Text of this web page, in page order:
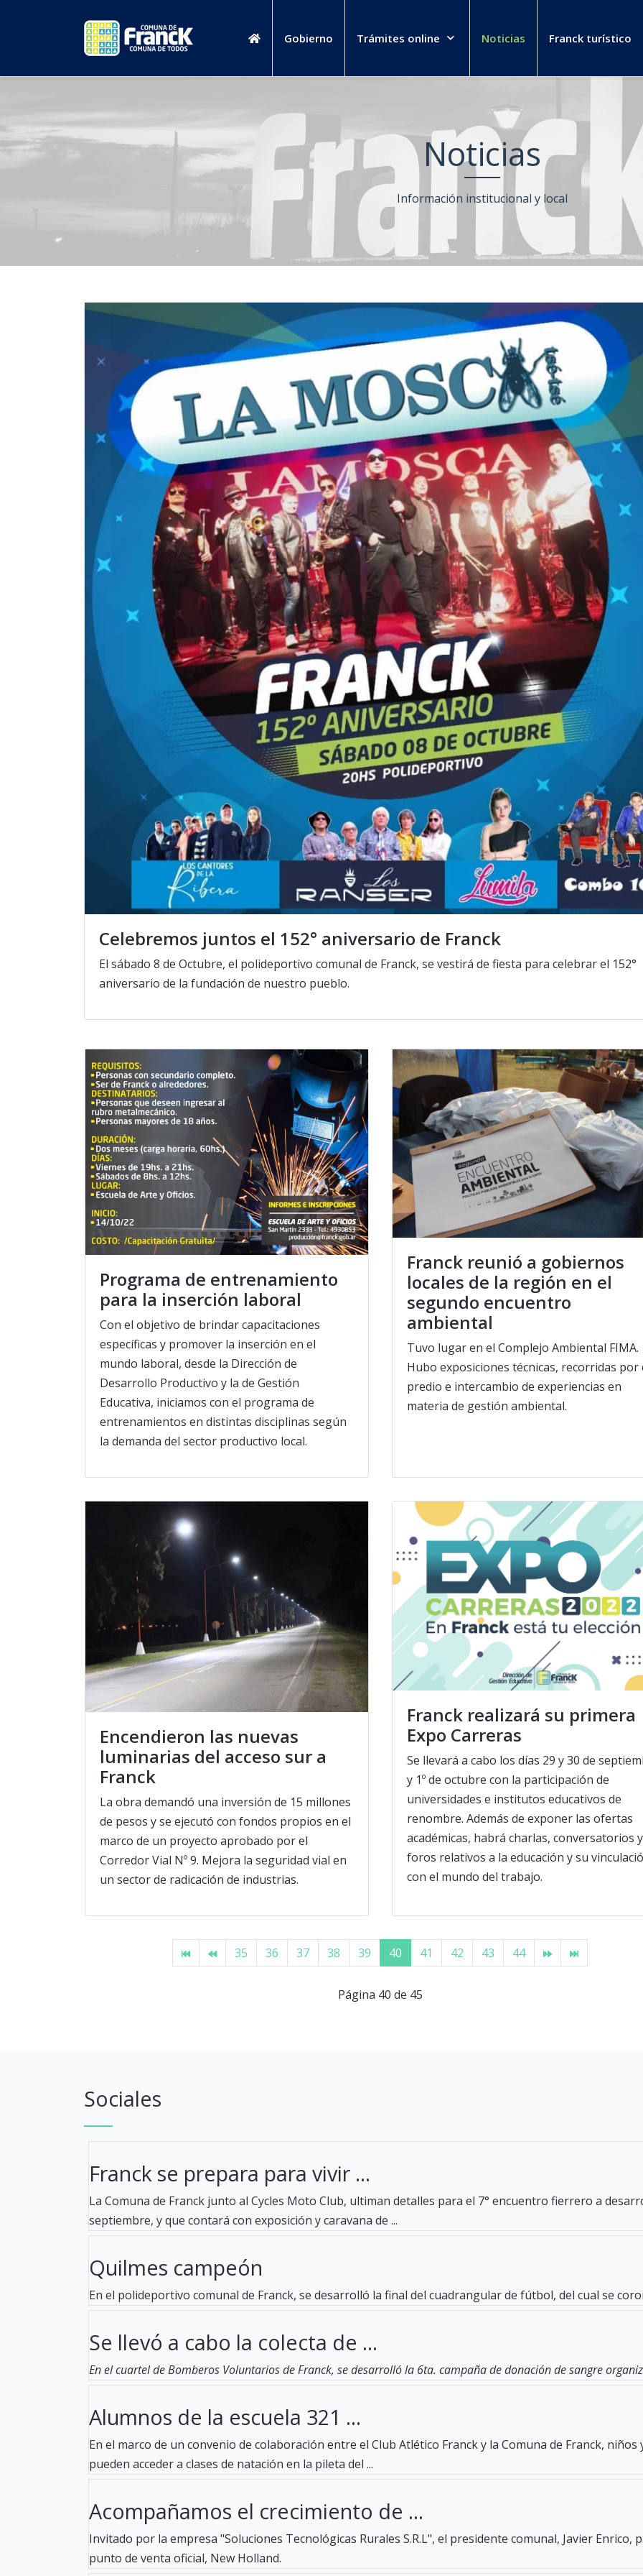
Gobierno Trámites online Noticias Franck turístico
Noticias
Información institucional y local
Celebremos juntos el 152° aniversario de Franck
El sábado 8 de Octubre, el polideportivo comunal de Franck, se vestirá de fiesta para celebrar el 152°
aniversario de la fundación de nuestro pueblo.
Programa de entrenamiento
para la inserción laboral
Con el objetivo de brindar capacitaciones
específicas y promover la inserción en el
mundo laboral, desde la Dirección de
Desarrollo Productivo y la de Gestión
Educativa, iniciamos con el programa de
entrenamientos en distintas disciplinas según
la demanda del sector productivo local.
Franck reunió a gobiernos
locales de la región en el
segundo encuentro
ambiental
Tuvo lugar en el Complejo Ambiental FIMA.
Hubo exposiciones técnicas, recorridas por
predio e intercambio de experiencias en
materia de gestión ambiental.
Encendieron las nuevas
luminarias del acceso sur a
Franck
La obra demandó una inversión de 15 millones
de pesos y se ejecutó con fondos propios en el
marco de un proyecto aprobado por el
Corredor Vial Nº 9. Mejora la seguridad vial en
un sector de radicación de industrias.
Franck realizará su primera
Expo Carreras
Se llevará a cabo los días 29 y 30 de
y 1º de octubre con la participación de
universidades e institutos educativos de
renombre. Además de exponer las ofertas
académicas, habrá charlas, conversatorios y
foros relativos a la educación y su
con el mundo del trabajo.
35 36 37 38 39 40 41 42 43 44
Página 40 de 45
Sociales
Franck se prepara para vivir ...
La Comuna de Franck junto al Cycles Moto Club, ultiman detalles para el 7° encuentro fierrero a
septiembre, y que contará con exposición y caravana de ...
Quilmes campeón
En el polideportivo comunal de Franck, se desarrolló la final del cuadrangular de fútbol, del cual se
Se llevó a cabo la colecta de ...
En el cuartel de Bomberos Voluntarios de Franck, se desarrolló la 6ta. campaña de donación de sangre
Alumnos de la escuela 321 ...
En el marco de un convenio de colaboración entre el Club Atlético Franck y la Comuna de Franck,
pueden acceder a clases de natación en la pileta del ...
Acompañamos el crecimiento de ...
Invitado por la empresa "Soluciones Tecnológicas Rurales S.R.L", el presidente comunal, Javier
punto de venta oficial, New Holland.